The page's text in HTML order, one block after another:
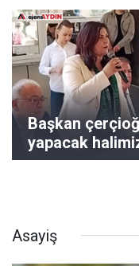
Başkan
yapacak
Asayiş